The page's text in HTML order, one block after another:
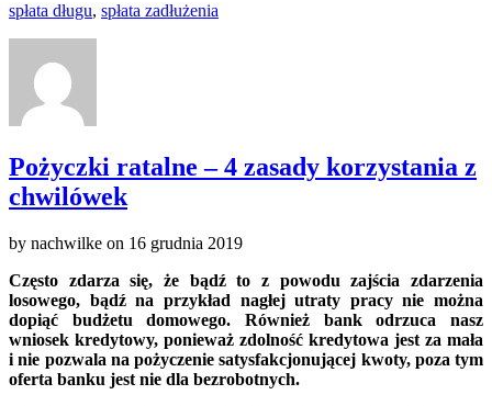
spłata długu, spłata zadłużenia
Pożyczki ratalne – 4 zasady korzystania z
chwilówek
by nachwilke on 16 grudnia 2019
Często zdarza się, że bądź to z powodu zajścia zdarzenia
losowego, bądź na przykład nagłej utraty pracy nie można
dopiąć budżetu domowego. Również bank odrzuca nasz
wniosek kredytowy, ponieważ zdolność kredytowa jest za mała
i nie pozwala na pożyczenie satysfakcjonującej kwoty, poza tym
oferta banku jest nie dla bezrobotnych.